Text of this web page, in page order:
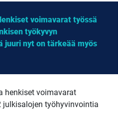
voimavarat työssä
työkyvyn
juuri nyt on tärkeää myös
henkiset voimavarat
julkisalojen työhyvinvointia